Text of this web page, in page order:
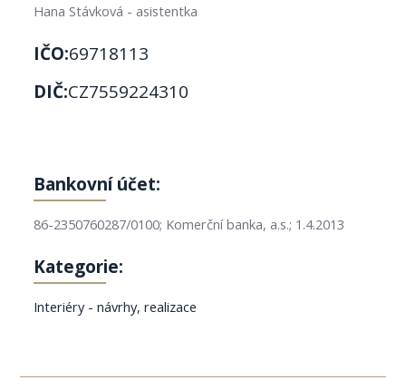
Hana Stávková - asistentka
IČO:69718113
DIČ:CZ7559224310
Bankovní účet:
86-2350760287/0100; Komerční banka, a.s.; 1.4.2013
Kategorie:
Interiéry - návrhy, realizace